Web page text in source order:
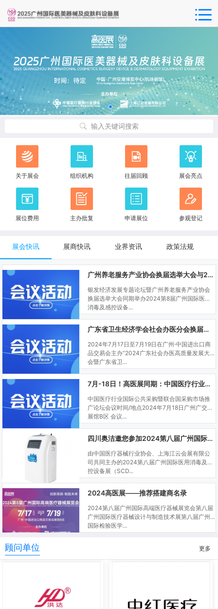
输入关键词搜索
关于展会 组织机构 往届回顾 展会亮点
展位费用 主办批复 申请展位 参观登记
展会快讯 展商快讯 业界资讯 政策法规
广州养老服务产业协会换届选举大会与2024SCDE同期举办
银发经济发展专题论坛暨广州养老服务产业协会
换届选举大会同期举办2024第8届广州国际医用
消毒及感控设备...
广东省卫生经济学会社会办医分会换届大会与SCDE同期举办
2024年7月17日至7月19日在广州·中国进出口商
品交易会主办“2024广东社会办医高质量发展大
会暨广东省卫...
7月-18日！高医展同期：中国医疗行业国际公共采购暨联合国采购市场推广论坛
中国医疗行业国际公共采购暨联合国采购市场推
广论坛会议时间/地点2024年7月18日广州广交会
展馆B区 会议...
四川奥洁邀您参加2024第八届广州国际医用消毒及感控设备展
由中国医疗器械行业协会、上海江云会展有限公
司共同主办的2024第八届广州国际医用消毒及感
控设备展（SCD...
2024高医展——推荐搭建商名录
2024第八届广州国际高端医疗器械展览会第八届
广州国际医疗器械设计与制造技术展第八届广州
国际检验医学...
顾问单位 更多